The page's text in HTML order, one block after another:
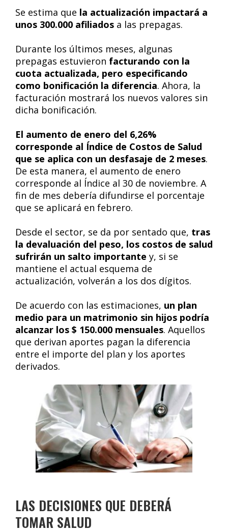
Se estima que la actualización impactará a
unos 300.000 afiliados a las prepagas.
Durante los últimos meses, algunas
prepagas estuvieron facturando con la
cuota actualizada, pero especificando
como bonificación la diferencia. Ahora, la
facturación mostrará los nuevos valores sin
dicha bonificación.
El aumento de enero del 6,26%
corresponde al Índice de Costos de Salud
que se aplica con un desfasaje de 2 meses.
De esta manera, el aumento de enero
corresponde al Índice al 30 de noviembre. A
fin de mes debería difundirse el porcentaje
que se aplicará en febrero.
Desde el sector, se da por sentado que, tras
la devaluación del peso, los costos de salud
sufrirán un salto importante y, si se
mantiene el actual esquema de
actualización, volverán a los dos dígitos.
De acuerdo con las estimaciones, un plan
medio para un matrimonio sin hijos podría
alcanzar los $ 150.000 mensuales. Aquellos
que derivan aportes pagan la diferencia
entre el importe del plan y los aportes
derivados.
LAS DECISIONES QUE DEBERÁ
TOMAR SALUD